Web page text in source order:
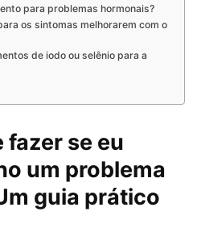
para problemas hormonais?
os sintomas melhorarem com o
de iodo ou selênio para a
fazer se eu
um problema
guia prático